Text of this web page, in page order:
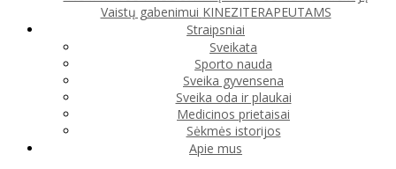
Vaistų gabenimui KINEZITERAPEUTAMS
Straipsniai
Sveikata
Sporto nauda
Sveika gyvensena
Sveika oda ir plaukai
Medicinos prietaisai
Sėkmės istorijos
Apie mus